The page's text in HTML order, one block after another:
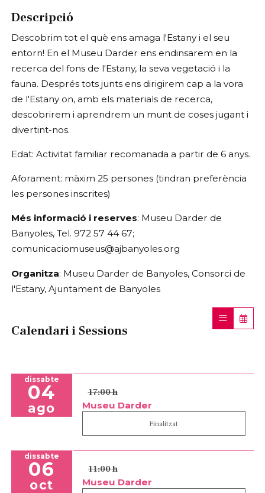
Descripció
Descobrim tot el què ens amaga l'Estany i el seu
entorn! En el Museu Darder ens endinsarem en la
recerca del fons de l'Estany, la seva vegetació i la
fauna. Després tots junts ens dirigirem cap a la vora
de l'Estany on, amb els materials de recerca,
descobrirem i aprendrem un munt de coses jugant i
divertint-nos.
Edat: Activitat familiar recomanada a partir de 6 anys.
Aforament: màxim 25 persones (tindran preferència
les persones inscrites)
Més informació i reserves: Museu Darder de
Banyoles, Tel. 972 57 44 67;
comunicaciomuseus@ajbanyoles.org
Organitza: Museu Darder de Banyoles, Consorci de
l'Estany, Ajuntament de Banyoles
Calendari i Sessions
dissabte
04
ago
17:00 h
Museu Darder
Finalitzat
dissabte
06
oct
11:00 h
Museu Darder